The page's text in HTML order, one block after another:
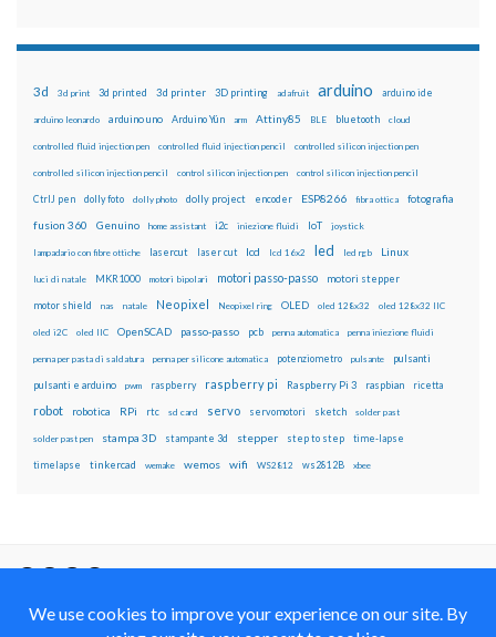
3d 3d print 3d printed 3d printer 3D printing adafruit arduino arduino ide
arduino leonardo arduino uno Arduino Yún arm Attiny85 BLE bluetooth cloud
controlled fluid injection pen controlled fluid injection pencil controlled silicon injection pen
controlled silicon injection pencil control silicon injection pen control silicon injection pencil
CtrlJ pen dolly foto dolly photo dolly project encoder ESP8266 fibra ottica fotografia
fusion 360 Genuino home assistant i2c iniezione fluidi IoT joystick
lampadario con fibre ottiche lasercut laser cut lcd lcd 16x2 led led rgb Linux
luci di natale MKR1000 motori bipolari motori passo-passo motori stepper
motor shield nas natale Neopixel Neopixel ring OLED oled 128x32 oled 128x32 IIC
oled i2C oled IIC OpenSCAD passo-passo pcb penna automatica penna iniezione fluidi
penna per pasta di saldatura penna per silicone automatica potenziometro pulsante pulsanti
pulsanti e arduino pwm raspberry raspberry pi Raspberry Pi 3 raspbian ricetta
robot robotica RPi rtc sd card servo servomotori sketch solder past
solder past pen stampa 3D stampante 3d stepper step to step time-lapse
timelapse tinkercad wemake wemos wifi WS2812 ws2812B xbee
Alike 4.0 International